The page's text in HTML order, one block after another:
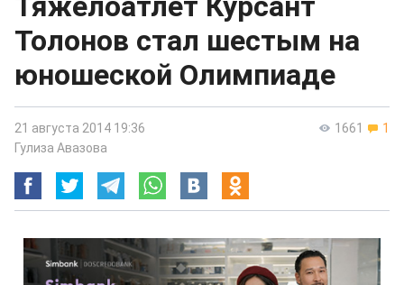
Толонов стал шестым на
юношеской Олимпиаде
1661 1
21 августа 2014 19:36
Гулиза Авазова